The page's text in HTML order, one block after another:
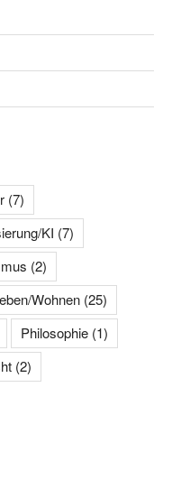
(7)
KI (7)
(2)
Wohnen (25)
Philosophie (1)
(2)